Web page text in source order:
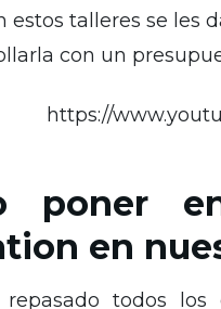
estos talleres se les
con un
https://
poner
en
repasado todos